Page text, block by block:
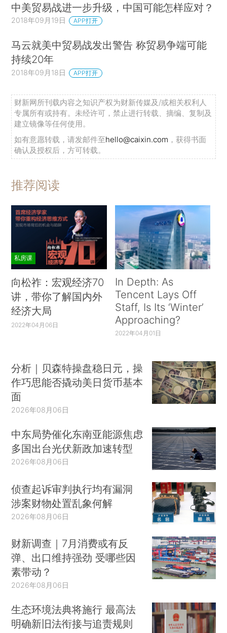
中美贸易战进一步升级，中国可能怎样应对？
2018年09月19日 APP打开
马云就美中贸易战发出警告 称贸易争端可能
持续20年
2018年09月18日 APP打开
财新网所刊载内容之知识产权为财新传媒及/或相关权利人
专属所有或持有。未经许可，禁止进行转载、摘编、复制及
建立镜像等任何使用。
如有意愿转载，请发邮件至hello@caixin.com ，获得书面
确认及授权后，方可转载。
推荐阅读
私房课
向松祚：宏观经济70
讲，带你了解国内外
经济大局
2022年04月06日
In Depth: As
Tencent Lays Off
Staff, Is Its ‘Winter’
Approaching?
2022年04月01日
分析｜贝森特操盘稳日元，操
作巧思能否撬动美日货币基本
面
2026年08月06日
中东局势催化东南亚能源焦虑
多国出台光伏新政加速转型
2026年08月06日
侦查起诉审判执行均有漏洞
涉案财物处置乱象何解
2026年08月06日
财新调查｜7月消费或有反
弹、出口维持强劲 受哪些因
素带动？
2026年08月06日
生态环境法典将施行 最高法
明确新旧法衔接与追责规则